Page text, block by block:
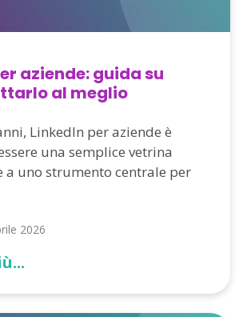
aziende: guida su
al meglio
LinkedIn per aziende è
una semplice vetrina
a uno strumento centrale per
2026